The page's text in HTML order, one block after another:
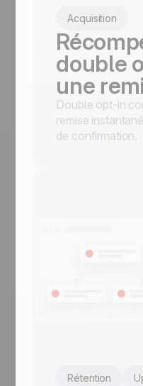
Acquisition
double
une
Double opt-in
remise
de confirmation.
Rétention